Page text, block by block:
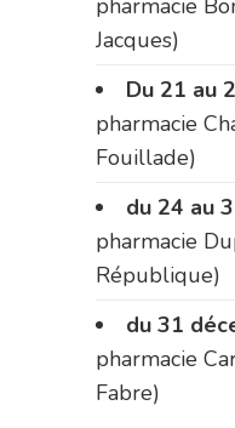
pharmacie
Jacques)
Du 21 au
pharmacie
Fouillade)
du 24 au
pharmacie
République)
du 31
pharmacie
Fabre)